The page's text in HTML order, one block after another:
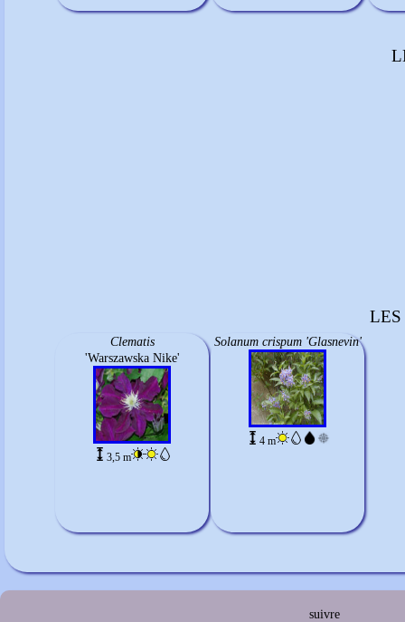
LES
Clematis
'Warszawska Nike'
3,5 m
Solanum crispum 'Glasnevin'
4 m
suivre